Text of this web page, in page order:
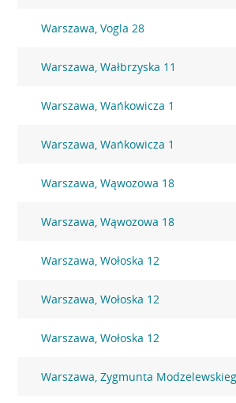
Warszawa, Vogla 28
Warszawa, Wałbrzyska 11
Warszawa, Wańkowicza 1
Warszawa, Wańkowicza 1
Warszawa, Wąwozowa 18
Warszawa, Wąwozowa 18
Warszawa, Wołoska 12
Warszawa, Wołoska 12
Warszawa, Wołoska 12
Warszawa, Zygmunta